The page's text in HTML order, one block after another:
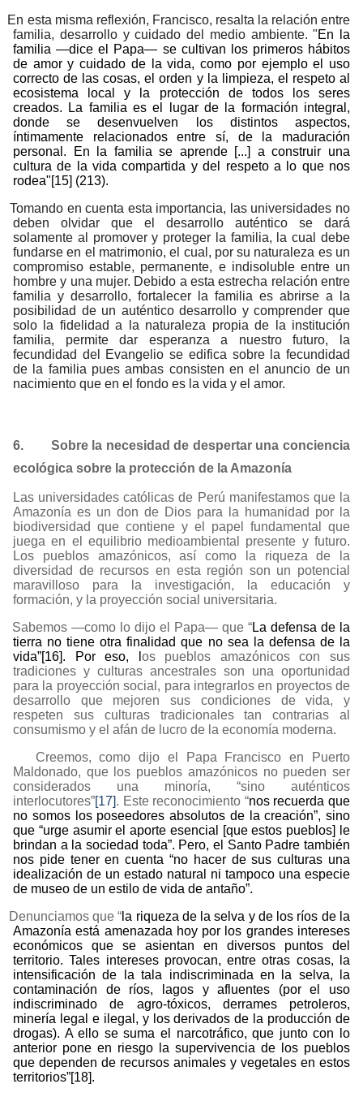
En esta misma reflexión, Francisco, resalta la relación entre
familia, desarrollo y cuidado del medio ambiente. "En la
familia —dice el Papa— se cultivan los primeros hábitos
de amor y cuidado de la vida, como por ejemplo el uso
correcto de las cosas, el orden y la limpieza, el respeto al
ecosistema local y la protección de todos los seres
creados. La familia es el lugar de la formación integral,
donde se desenvuelven los distintos aspectos,
íntimamente relacionados entre sí, de la maduración
personal. En la familia se aprende [...] a construir una
cultura de la vida compartida y del respeto a lo que nos
rodea"[15] (213).
Tomando en cuenta esta importancia, las universidades no
deben olvidar que el desarrollo auténtico se dará
solamente al promover y proteger la familia, la cual debe
fundarse en el matrimonio, el cual, por su naturaleza es un
compromiso estable, permanente, e indisoluble entre un
hombre y una mujer. Debido a esta estrecha relación entre
familia y desarrollo, fortalecer la familia es abrirse a la
posibilidad de un auténtico desarrollo y comprender que
solo la fidelidad a la naturaleza propia de la institución
familia, permite dar esperanza a nuestro futuro, la
fecundidad del Evangelio se edifica sobre la fecundidad
de la familia pues ambas consisten en el anuncio de un
nacimiento que en el fondo es la vida y el amor.
6.
Sobre la necesidad de despertar una conciencia
ecológica sobre la protección de la Amazonía
Las universidades católicas de Perú manifestamos que la
Amazonía es un don de Dios para la humanidad por la
biodiversidad que contiene y el papel fundamental que
juega en el equilibrio medioambiental presente y futuro.
Los pueblos amazónicos, así como la riqueza de la
diversidad de recursos en esta región son un potencial
maravilloso para la investigación, la educación y
formación, y la proyección social universitaria.
Sabemos —como lo dijo el Papa— que “La defensa de la
tierra no tiene otra finalidad que no sea la defensa de la
vida”[16]. Por eso, l os pueblos amazónicos con sus
tradiciones y culturas ancestrales son una oportunidad
para la proyección social, para integrarlos en proyectos de
desarrollo que mejoren sus condiciones de vida, y
respeten sus culturas tradicionales tan contrarias al
consumismo y el afán de lucro de la economía moderna.
Creemos, como dijo el Papa Francisco en Puerto
Maldonado, que los pueblos amazónicos no pueden ser
considerados una minoría, “sino auténticos
interlocutores”[17]. Este reconocimiento “nos recuerda que
no somos los poseedores absolutos de la creación”, sino
que “urge asumir el aporte esencial [que estos pueblos] le
brindan a la sociedad toda”. Pero, el Santo Padre también
nos pide tener en cuenta “no hacer de sus culturas una
idealización de un estado natural ni tampoco una especie
de museo de un estilo de vida de antaño”.
Denunciamos que “ la riqueza de la selva y de los ríos de la
Amazonía está amenazada hoy por los grandes intereses
económicos que se asientan en diversos puntos del
territorio. Tales intereses provocan, entre otras cosas, la
intensificación de la tala indiscriminada en la selva, la
contaminación de ríos, lagos y afluentes (por el uso
indiscriminado de agro-tóxicos, derrames petroleros,
minería legal e ilegal, y los derivados de la producción de
drogas). A ello se suma el narcotráfico, que junto con lo
anterior pone en riesgo la supervivencia de los pueblos
que dependen de recursos animales y vegetales en estos
territorios”[18].